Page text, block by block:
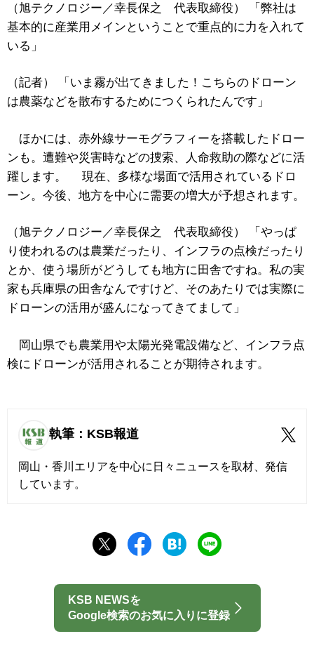
（旭テクノロジー／幸長保之 代表取締役） 「弊社は
基本的に産業用メインということで重点的に力を入れて
いる」
（記者） 「いま霧が出てきました！こちらのドローン
は農薬などを散布するためにつくられたんです」
ほかには、赤外線サーモグラフィーを搭載したドロー
ンも。遭難や災害時などの捜索、人命救助の際などに活
躍します。 現在、多様な場面で活用されているドロ
ーン。今後、地方を中心に需要の増大が予想されます。
（旭テクノロジー／幸長保之 代表取締役） 「やっぱ
り使われるのは農業だったり、インフラの点検だったり
とか、使う場所がどうしても地方に田舎ですね。私の実
家も兵庫県の田舎なんですけど、そのあたりでは実際に
ドローンの活用が盛んになってきてまして」
岡山県でも農業用や太陽光発電設備など、インフラ点
検にドローンが活用されることが期待されます。
執筆：KSB報道
岡山・香川エリアを中心に日々ニュースを取材、発信
しています。
KSB NEWSを
Google検索のお気に入りに登録